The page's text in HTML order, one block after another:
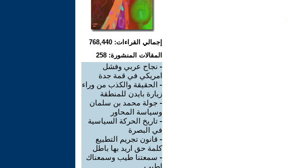
إجمالي القراءات: 768,440
المقالات المنشورة: 258
- نجاح عربي وفشل
امريكي في قمة جدة
- الحقيقة والكذب من وراء
زيارة بايدن للمنطقة
- جولة محمد بن سلمان
وسياسة المحاور
- تاريخ الحركة السياسية
في البصرة
- قانون تجريم التطبيع
كلمة حق اريد بها باطل
- سمعتنا طيب وسمعناك
اطيب